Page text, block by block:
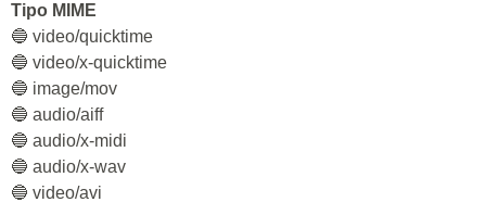
Tipo MIME
🔵 video/quicktime
🔵 video/x-quicktime
🔵 image/mov
🔵 audio/aiff
🔵 audio/x-midi
🔵 audio/x-wav
🔵 video/avi